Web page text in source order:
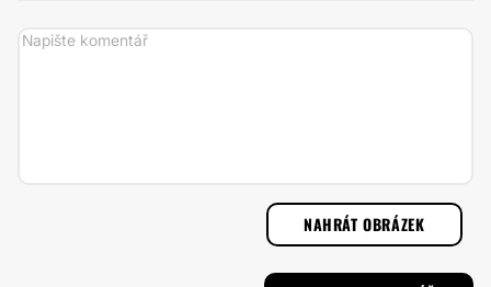
NAHRÁT OBRÁZEK